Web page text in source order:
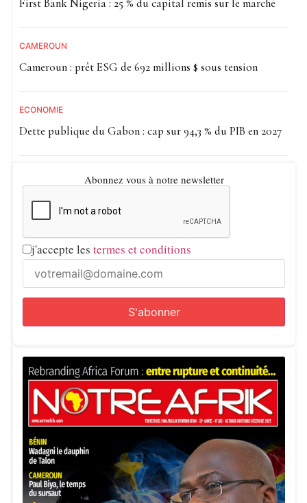
CAMEROUN
Cameroun : prêt ESG de 692 millions $ sous tension
ECONOMIE
Dette publique du Gabon : cap sur 94,3 % du PIB en 2027
Abonnez vous à notre newsletter
j'accepte les termes et conditions